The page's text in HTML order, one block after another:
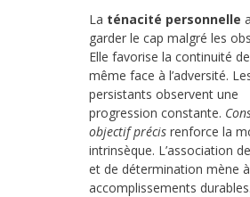
La ténacité personnelle
garder le cap malgré les
Elle favorise la continuité
même face à l’adversité.
persistants observent une
progression constante.
objectif précis renforce la
intrinsèque. L’association
et de détermination mène
accomplissements durables.